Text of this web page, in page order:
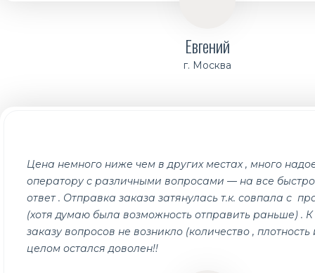
Евгений
г. Москва
Цена немного ниже чем в других местах , много
оператору с различными вопросами — на все
ответ . Отправка заказа затянулась т.к. совпала с
(хотя думаю была возможность отправить раньше) .
заказу вопросов не возникло (количество , плотность
целом остался доволен!!